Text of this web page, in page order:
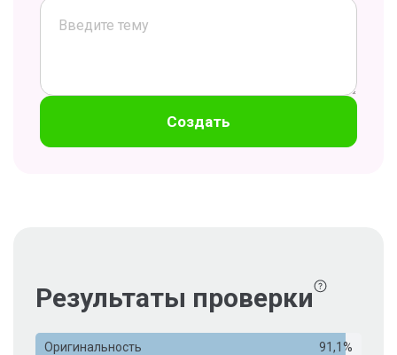
Создать
Результаты проверки
Оригинальность 91,1%